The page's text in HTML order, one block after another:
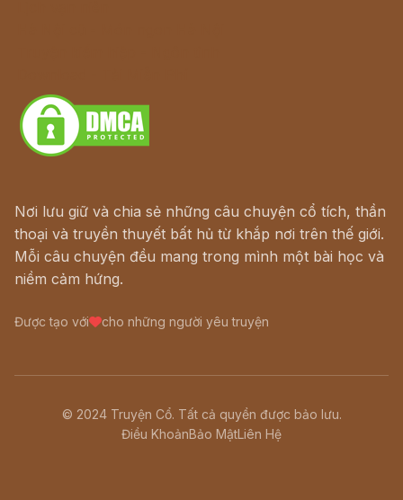
Nơi lưu giữ và chia sẻ những câu chuyện cổ tích, thần
thoại và truyền thuyết bất hủ từ khắp nơi trên thế giới.
Mỗi câu chuyện đều mang trong mình một bài học và
niềm cảm hứng.
Được tạo với cho những người yêu truyện
© 2024 Truyện Cổ. Tất cả quyền được bảo lưu.
Điều KhoảnBảo MậtLiên Hệ